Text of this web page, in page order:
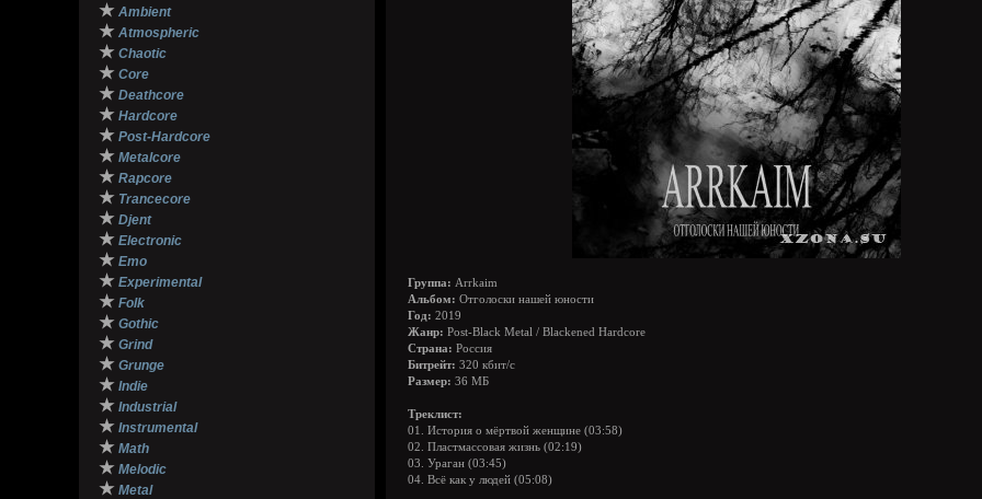
★ Ambient
★ Atmospheric
★ Chaotic
★ Core
★ Deathcore
★ Hardcore
★ Post-Hardcore
★ Metalcore
★ Rapcore
★ Trancecore
★ Djent
★ Electronic
★ Emo
★ Experimental
★ Folk
★ Gothic
★ Grind
★ Grunge
★ Indie
★ Industrial
★ Instrumental
★ Math
★ Melodic
★ Metal
Группа: Arrkaim
Альбом: Отголоски нашей юности
Год: 2019
Жанр: Post-Black Metal / Blackened Hardcore
Страна: Россия
Битрейт: 320 кбит/с
Размер: 36 МБ
Треклист:
01. История о мёртвой женщине (03:58)
02. Пластмассовая жизнь (02:19)
03. Ураган (03:45)
04. Всё как у людей (05:08)